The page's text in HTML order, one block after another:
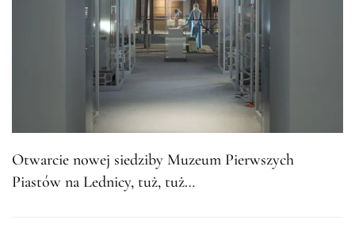
Otwarcie nowej siedziby Muzeum Pierwszych
Piastów na Lednicy, tuż, tuż…